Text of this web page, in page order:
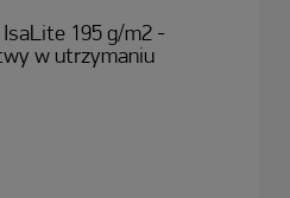
IsaLite 195 g/m2 -
w utrzymaniu